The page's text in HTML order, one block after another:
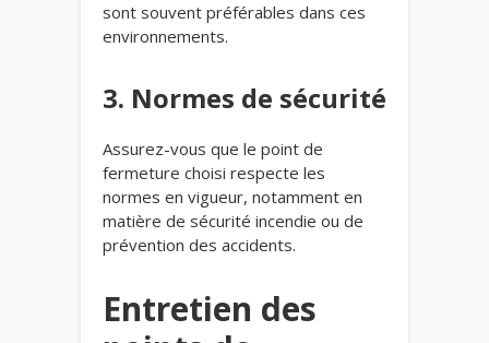
sont souvent préférables dans ces
environnements.
3. Normes de sécurité
Assurez-vous que le point de
fermeture choisi respecte les
normes en vigueur, notamment en
matière de sécurité incendie ou de
prévention des accidents.
Entretien des